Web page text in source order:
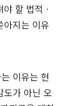
할 법적ㆍ
아지는 이유
이유는 현
도가 아닌 오